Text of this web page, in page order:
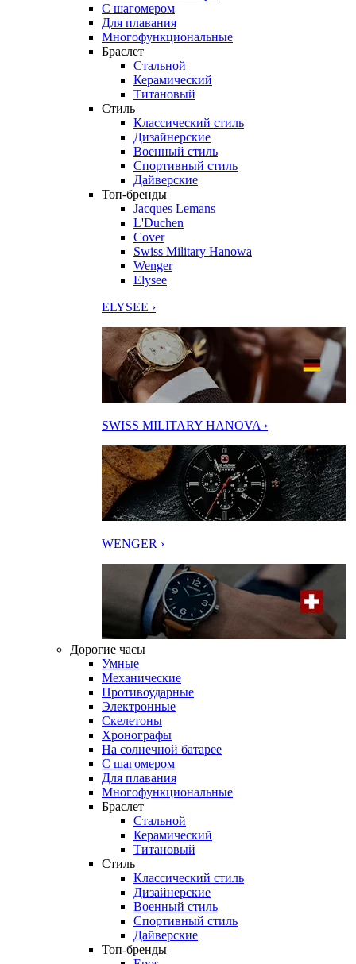
С шагомером
Для плавания
Многофункциональные
Браслет
Стальной
Керамический
Титановый
Стиль
Классический стиль
Дизайнерские
Военный стиль
Спортивный стиль
Дайверские
Топ-бренды
Jacques Lemans
L'Duchen
Cover
Swiss Military Hanowa
Wenger
Elysee
ELYSEE ›
SWISS MILITARY HANOVA ›
WENGER ›
Дорогие часы
Умные
Механические
Противоударные
Электронные
Скелетоны
Хронографы
На солнечной батарее
С шагомером
Для плавания
Многофункциональные
Браслет
Стальной
Керамический
Титановый
Стиль
Классический стиль
Дизайнерские
Военный стиль
Спортивный стиль
Дайверские
Топ-бренды